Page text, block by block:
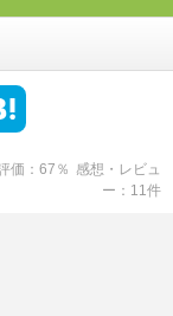
価 67 ％ 感想・レビュ
ー
11件